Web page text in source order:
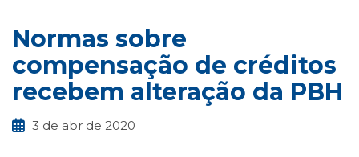
Normas sobre
compensação de créditos
recebem alteração da PBH
3 de abr de 2020